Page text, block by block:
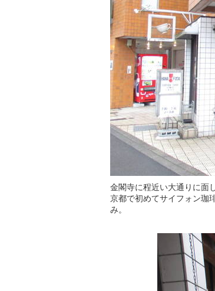
金閣寺に程近い大通りに面
京都で初めてサイフォン珈
み。